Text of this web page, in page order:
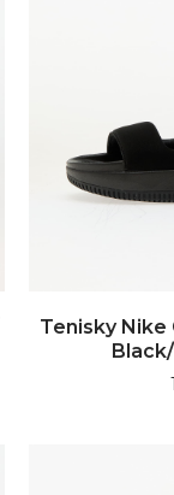
Tenisky Nike